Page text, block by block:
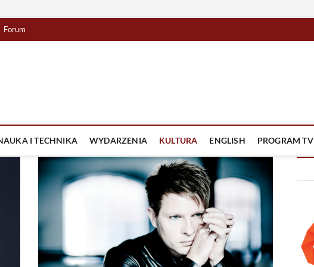
Forum
I TECHNIKA WYDARZENIA KULTURA ENGLISH PROGRAM TV